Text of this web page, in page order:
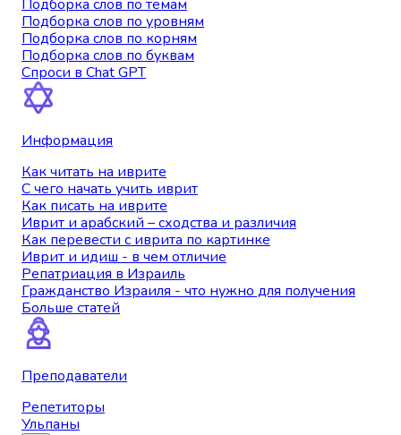
Подборка слов по темам
Подборка слов по уровням
Подборка слов по корням
Подборка слов по буквам
Спроси в Chat GPT
Информация
Как читать на иврите
С чего начать учить иврит
Как писать на иврите
Иврит и арабский – сходства и различия
Как перевести с иврита по картинке
Иврит и идиш - в чем отличие
Репатриация в Израиль
Гражданство Израиля - что нужно для получения
Больше статей
Преподаватели
Репетиторы
Ульпаны